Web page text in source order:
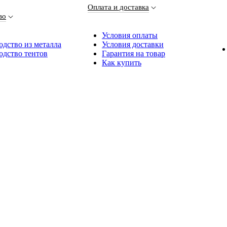
из металла
тентов
Оплата и доставка
Условия оплаты
Условия доставки
Гарантия на товар
Как купить